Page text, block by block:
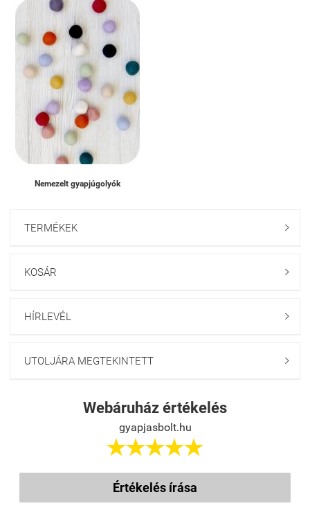
Nemezelt gyapjúgolyók
TERMÉKEK 
KOSÁR 
HÍRLEVÉL 
UTOLJÁRA MEGTEKINTETT 
Webáruház értékelés
gyapjasbolt.hu

Értékelés írása